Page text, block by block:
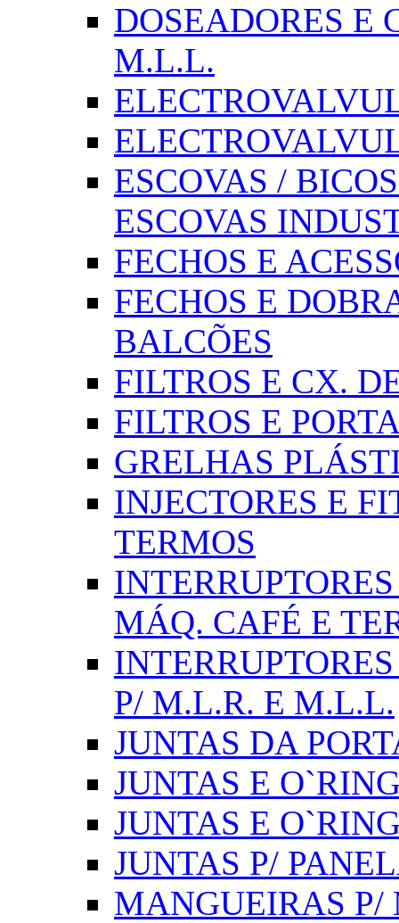
DOSEADORES E
M.L.L.
ESCOVAS /
ESCOVAS
FECHOS E
FECHOS E
BALCÕES
FILTROS E CX.
FILTROS E
GRELHAS
INJECTORES E
TERMOS
MÁQ. CAFÉ E
P/ M.L.R. E M.L.L.
JUNTAS DA
JUNTAS E
JUNTAS E
JUNTAS P/
MANGUEIRAS